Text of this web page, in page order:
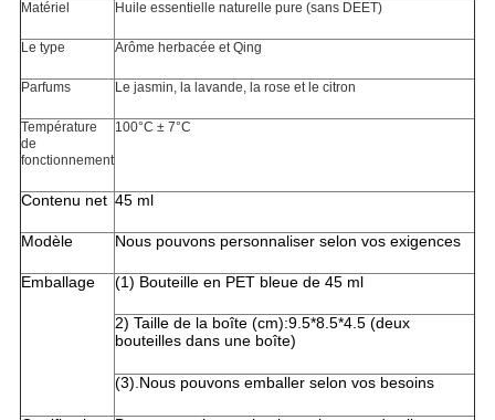
Matériel Huile essentielle naturelle pure (sans DEET)
Le type Arôme herbacée et Qing
Parfums Le jasmin, la lavande, la rose et le citron
Température
de
fonctionnement
100°C ± 7°C
Contenu net 45 ml
Modèle Nous pouvons personnaliser selon vos exigences
Emballage (1) Bouteille en PET bleue de 45 ml
2) Taille de la boîte (cm):9.5*8.5*4.5 (deux
bouteilles dans une boîte)
(3).Nous pouvons emballer selon vos besoins